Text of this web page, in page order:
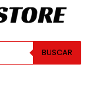
BUSCAR